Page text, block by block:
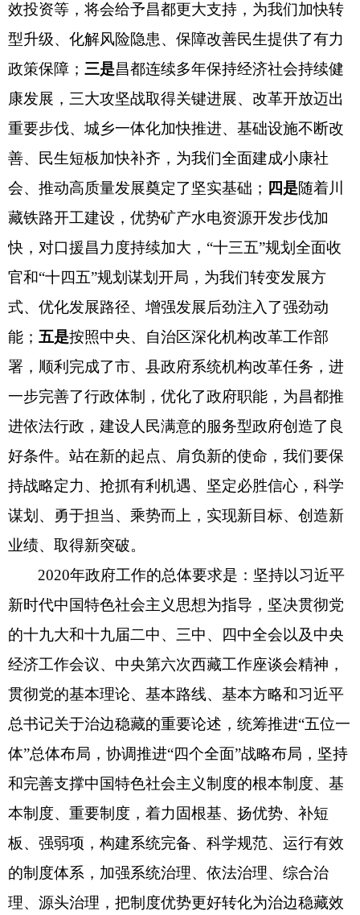
效投资等，将会给予昌都更大支持，为我们加快转
型升级、化解风险隐患、保障改善民生提供了有力
政策保障； 三是昌都连续多年保持经济社会持续健
康发展，三大攻坚战取得关键进展、改革开放迈出
重要步伐、城乡一体化加快推进、基础设施不断改
善、民生短板加快补齐，为我们全面建成小康社
会、推动高质量发展奠定了坚实基础； 四是随着川
藏铁路开工建设，优势矿产水电资源开发步伐加
快，对口援昌力度持续加大， “十三五”规划全面收
官和“十四五”规划谋划开局，为我们转变发展方
式、优化发展路径、增强发展后劲注入了强劲动
能； 五是按照中央、自治区深化机构改革工作部
署，顺利完成了市、县政府系统机构改革任务，进
一步完善了行政体制，优化了政府职能，为昌都推
进依法行政，建设人民满意的服务型政府创造了良
好条件。站在新的起点、肩负新的使命，我们要保
持战略定力、抢抓有利机遇、坚定必胜信心，科学
谋划、勇于担当、乘势而上，实现新目标、创造新
业绩、取得新突破。
2020年政府工作的总体要求是： 坚持以习近平
新时代中国特色社会主义思想为指导，坚决贯彻党
的十九大和十九届二中、三中、四中全会以及中央
经济工作会议、中央第六次西藏工作座谈会精神，
贯彻党的基本理论、基本路线、基本方略和习近平
总书记关于治边稳藏的重要论述，统筹推进“五位一
体”总体布局，协调推进“四个全面”战略布局，坚持
和完善支撑中国特色社会主义制度的根本制度、基
本制度、重要制度，着力固根基、扬优势、补短
板、强弱项，构建系统完备、科学规范、运行有效
的制度体系，加强系统治理、依法治理、综合治
理、源头治理，把制度优势更好转化为治边稳藏效